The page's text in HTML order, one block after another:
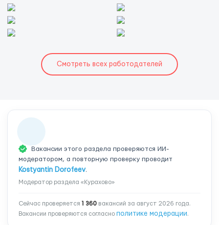
Смотреть всех работодателей
Вакансии этого раздела проверяются ИИ-
модератором, а повторную проверку проводит
Kostyantin Dorofeev.
Модератор раздела «Курахово»
Сейчас проверяется 1 360 вакансий за август 2026 года.
Вакансии проверяются согласно политике модерации.